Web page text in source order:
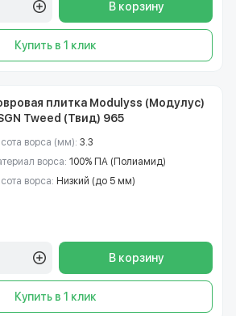
В корзину
Купить в 1 клик
плитка Modulyss (Модулус)
Tweed (Твид) 965
ворса (мм): 3.3
ворса: 100% ПА (Полиамид)
ворса: Низкий (до 5 мм)
В корзину
Купить в 1 клик